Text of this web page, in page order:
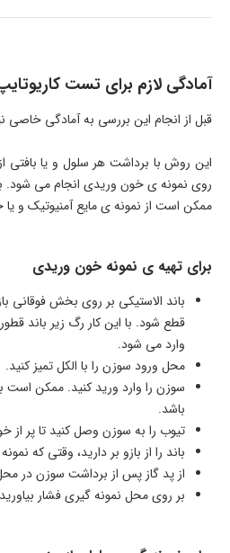
آمادگی لازم برای تست
قبل از انجام این بررسی به آمادگی خاصی
این روش با برداشت هر سلول و یا بافتی
روی نمونه ی خون وریدی انجام می شود.
ممکن است از نمونه ی مایع آمنیوتیک و
برای تهیه ی نمونه خون وریدی
باند الاستیکی بر روی بخش فوقانی
قطع شود. با این کار رگ زیر باند
وارد می شود.
محل ورود سوزن را با الکل تمیز کنید.
سوزن را وارد ورید کنید. ممکن است
باشد.
تیوب را به سوزن وصل کنید تا پر از
باند را از بازو بر دارید، وقتی که
از پد گاز پس از برداشت سوزن در
بر روی محل نمونه گیری فشار